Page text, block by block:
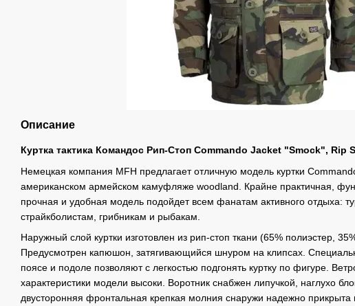
Описание
Куртка тактика Командос Рип-Стоп Commando Jacket "Smock", Rip
Немецкая компания MFH предлагает отличную модель куртки
американском армейском камуфляже woodland. Крайне практичная,
прочная и удобная модель подойдет всем фанатам активного отдыха:
страйкболистам, грибникам и рыбакам.
Наружный слой куртки изготовлен из рип-стоп ткани (65% полиэстер,
Предусмотрен капюшон, затягивающийся шнуром на клипсах.
поясе и подоле позволяют с легкостью подгонять куртку по фигуре.
характеристики модели высоки. Воротник снабжен липучкой, наглухо
двусторонняя фронтальная крепкая молния снаружи надежно прикрыта